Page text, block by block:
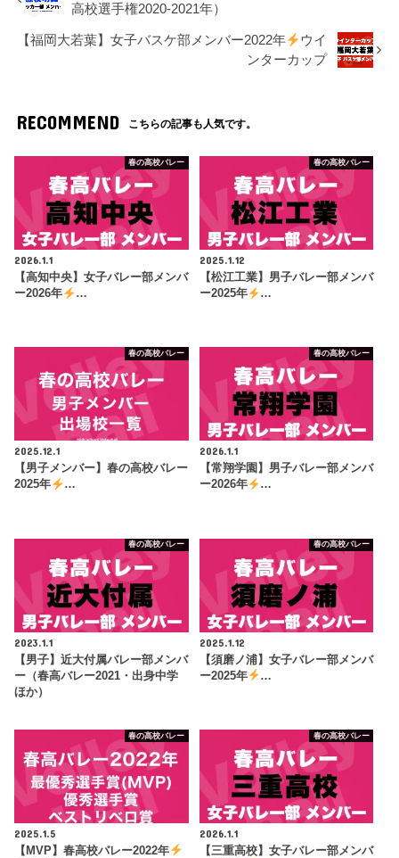
高校選手権2020-2021年）
【福岡大若葉】女子バスケ部メンバー2022年
ウイ
ンターカップ
RECOMMEND こちらの記事も人気です。
春の高校バレー
2026.1.1
【高知中央】女子バレー部メンバ
ー2026年
…
春の高校バレー
2025.1.12
【松江工業】男子バレー部メンバ
ー2025年
…
春の高校バレー
2025.12.1
【男子メンバー】春の高校バレー
2025年
…
春の高校バレー
2026.1.1
【常翔学園】男子バレー部メンバ
ー2026年
…
春の高校バレー
2023.1.1
【男子】近大付属バレー部メンバ
ー（春高バレー2021・出身中学
ほか）
春の高校バレー
2025.1.12
【須磨ノ浦】女子バレー部メンバ
ー2025年
…
春の高校バレー
2025.1.5
【MVP】春高校バレー2022年
春の高校バレー
2026.1.1
【三重高校】女子バレー部メンバ